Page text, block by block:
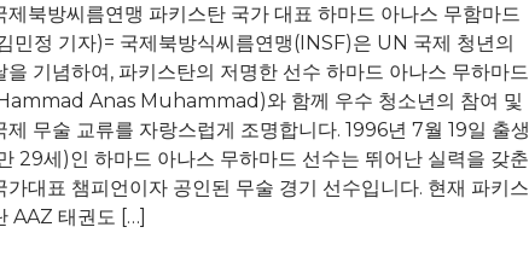
제북방씨름연맹 파키스탄 국가 대표 하마드 아나스 무함마드
민정 기자)= 국제북방식씨름연맹(INSF)은 UN 국제 청년의
을 기념하여, 파키스탄의 저명한 선수 하마드 아나스 무하마드
Anas Muhammad)와 함께 우수 청소년의 참여 및
제 무술 교류를 자랑스럽게 조명합니다. 1996년 7월 19일 출생
29세)인 하마드 아나스 무하마드 선수는 뛰어난 실력을 갖춘
가대표 챔피언이자 공인된 무술 경기 선수입니다. 현재 파키스
AAZ 태권도 […]